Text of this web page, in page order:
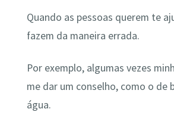
Quando as pessoas querem te
fazem da maneira errada.
Por exemplo, algumas vezes
me dar um conselho, como o de
água.